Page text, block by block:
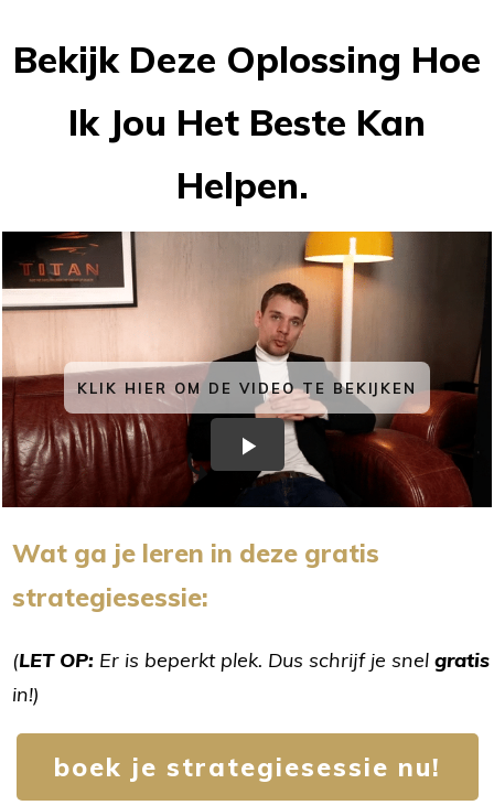
Bekijk Deze Oplossing Hoe
Ik Jou Het Beste Kan
Helpen.
KLIK HIER OM DE VIDEO TE BEKIJKEN
Wat ga je leren in deze gratis
strategiesessie:
(LET OP: Er is beperkt plek. Dus schrijf je snel gratis
in!)
boek je strategiesessie nu!